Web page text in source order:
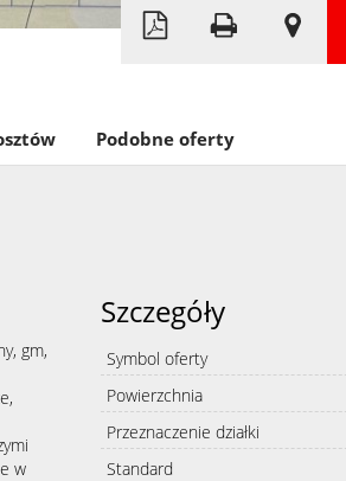
©OpenStreetMap
Podobne oferty
gm,
w
Szczegóły
Symbol oferty
Powierzchnia
Przeznaczenie działki
Standard